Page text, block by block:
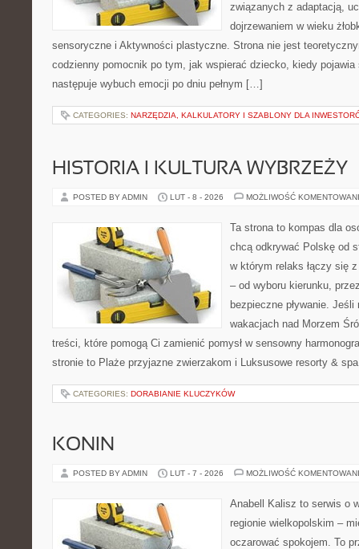
związanych z adaptacją,
dojrzewaniem w wieku
sensoryczne i Aktywności plastyczne. Strona nie jest
codzienny pomocnik po tym, jak wspierać dziecko, kiedy
następuje wybuch emocji po dniu pełnym […]
CATEGORIES: NARZĘDZIA, KALKULATORY I SZABLONY DLA
HISTORIA I KULTURA WYBRZEŻY
POSTED BY ADMIN LUT - 8 - 2026 MOŻLIWOŚĆ
Ta strona to kompas dla
chcą odkrywać Polskę od
w którym relaks łączy się
– od wyboru kierunku,
bezpieczne pływanie.
wakacjach nad Morzem
treści, które pomogą Ci zamienić pomysł w sensowny
stronie to Plaże przyjazne zwierzakom i Luksusowe resorty &
CATEGORIES: DORABIANIE KLUCZYKÓW
KONIN
POSTED BY ADMIN LUT - 7 - 2026 MOŻLIWOŚĆ
Anabell Kalisz to serwis o
regionie wielkopolskim –
oczarować spokojem. To